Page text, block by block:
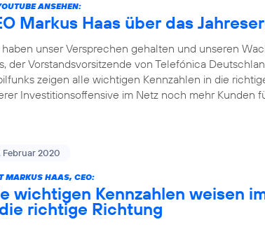
ANSEHEN:
Markus Haas über das
haben unser Versprechen gehalten und unseren
der Vorstandsvorsitzende von Telefónica
zeigen alle wichtigen Kennzahlen in die
Investitionsoffensive im Netz noch mehr Kunden
Februar 2020
MARKUS HAAS, CEO:
wichtigen Kennzahlen weisen
richtige Richtung